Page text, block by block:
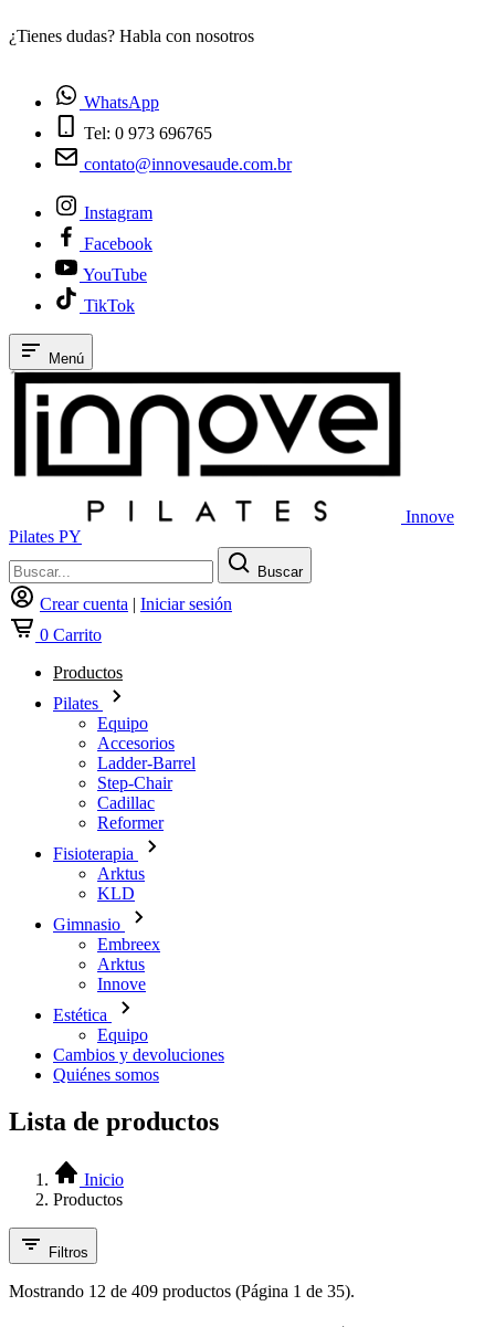
¿Tienes dudas? Habla con nosotros
WhatsApp
Tel: 0 973 696765
contato@innovesaude.com.br
Instagram
Facebook
YouTube
TikTok
Menú
Innove
Pilates PY
Buscar
Crear cuenta | Iniciar sesión
0 Carrito
Productos
Pilates
Equipo
Accesorios
Ladder-Barrel
Step-Chair
Cadillac
Reformer
Fisioterapia
Arktus
KLD
Gimnasio
Embreex
Arktus
Innove
Estética
Equipo
Cambios y devoluciones
Quiénes somos
Lista de productos
Inicio
Productos
Filtros
Mostrando 12 de 409 productos (Página 1 de 35).